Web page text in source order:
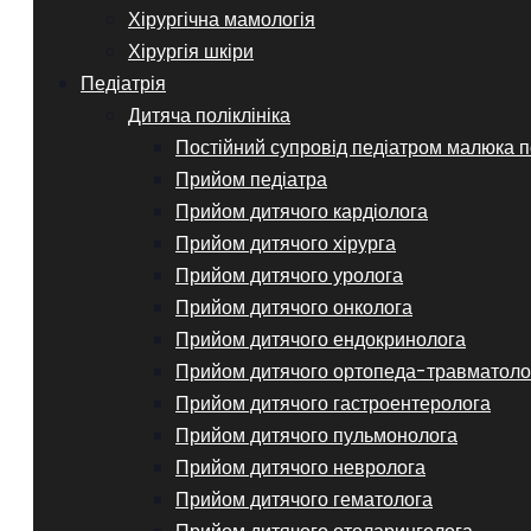
Хірургічна мамологія
Хірургія шкіри
Педіатрія
Дитяча поліклініка
Постійний супровід педіатром малюка
Прийом педіатра
Прийом дитячого кардіолога
Прийом дитячого хірурга
Прийом дитячого уролога
Прийом дитячого онколога
Прийом дитячого ендокринолога
Прийом дитячого ортопеда-
Прийом дитячого гастроентеролога
Прийом дитячого пульмонолога
Прийом дитячого невролога
Прийом дитячого гематолога